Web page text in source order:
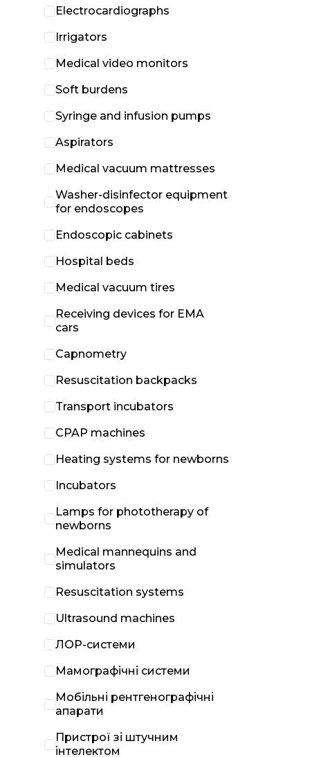
Electrocardiographs
Irrigators
Medical video monitors
Soft burdens
Syringe and infusion pumps
Aspirators
Medical vacuum mattresses
Washer-disinfector equipment
for endoscopes
Endoscopic cabinets
Hospital beds
Medical vacuum tires
Receiving devices for EMA
cars
Capnometry
Resuscitation backpacks
Transport incubators
CPAP machines
Heating systems for newborns
Incubators
Lamps for phototherapy of
newborns
Medical mannequins and
simulators
Resuscitation systems
Ultrasound machines
ЛОР-системи
Мамографічні системи
Мобільні рентгенографічні
апарати
Пристрої зі штучним
інтелектом